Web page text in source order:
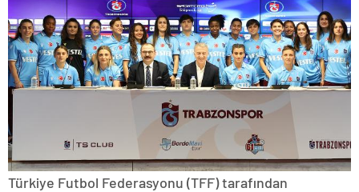
Türkiye Futbol Federasyonu (TFF) tarafından